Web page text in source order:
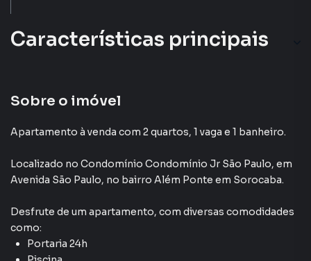
Características principais
Sobre o imóvel
Apartamento à venda com 2 quartos, 1 vaga e 1 banheiro.
Localizado no Condomínio Condomínio Jr São Paulo, em
Avenida São Paulo, no bairro Além Ponte em Sorocaba.
Desfrute de um apartamento, com diversas comodidades
como:
Portaria 24h